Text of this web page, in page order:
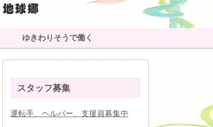
ゆきわりそうで働く
スタッフ募集
運転手、ヘルパー、支援員募集中